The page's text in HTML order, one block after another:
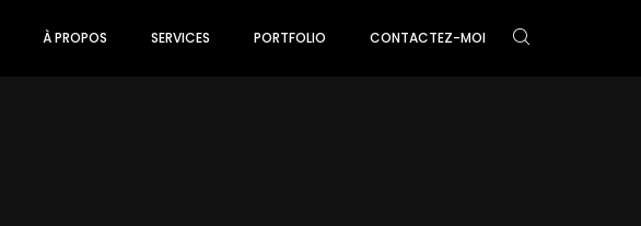
À PROPOS SERVICES PORTFOLIO CONTACTEZ-MOI